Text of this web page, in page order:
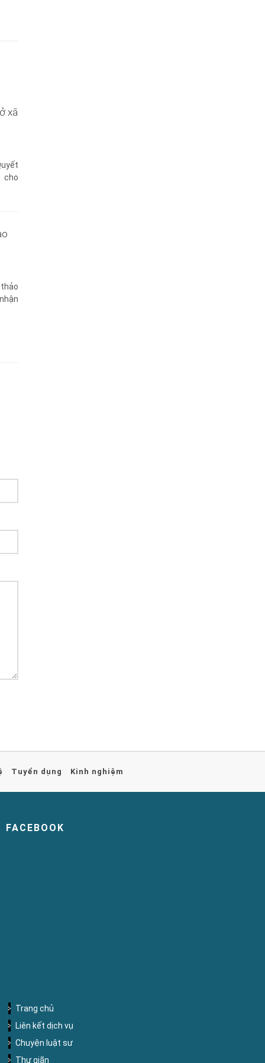
xã
cho
Tuyển dụng Kinh nghiệm
FACEBOOK
Trang chủ
Liên kết dịch vụ
Chuyện luật sư
Thư giãn